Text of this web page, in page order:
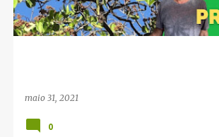
maio 31, 2021
0